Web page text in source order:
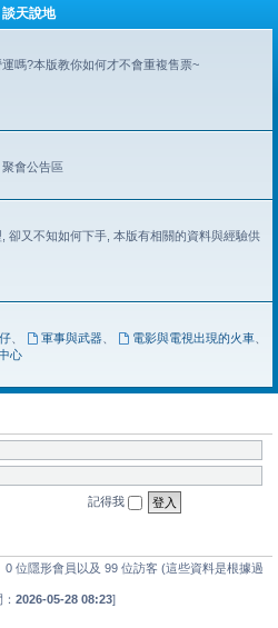
談天說地
嗎?本版教你如何才不會重複售票~
會公告區
卻又不知如何下手, 本版有相關的資料與經驗供
、 軍事與武器、 電影與電視出現的火車、
心
記得我
0 位隱形會員以及 99 位訪客 (這些資料是根據過
2026-05-28 08:23]